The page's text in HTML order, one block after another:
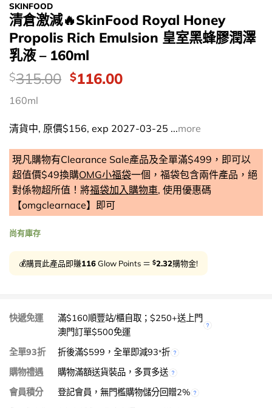
SKINFOOD
清倉激減🔥SkinFood Royal Honey
Propolis Rich Emulsion 皇室黑蜂膠潤澤
乳液 – 160ml
價
錢：
$315.00 Original
$315.00.
$116.00Current
$116.00.
160ml
清貨中, 原價$156, exp 2027-03-25 ...more
現凡購物有Clearance Sale產品及全單滿$499，即可以
超值價$49換購OMG小福袋一個，福袋包含兩件產品，絕
對係物超所值！將福袋加入購物車, 使用優惠碼
【omgclearnace】即可
尚有庫存
💰購買此產品即賺116Glow Points ＝ $2.32購物金!
快遞免運
滿$160順豐站/櫃自取；$250+送上門
澳門訂單$500免運
全單93折
折後滿$599，全單即減93*折
購物禮遇
購物滿額送貨裝品，多買多送
會員積分
登記會員，無門檻購物儲分回贈2%